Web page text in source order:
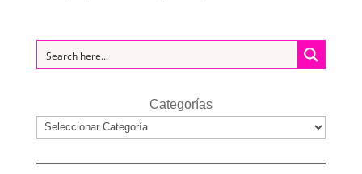
Categorías